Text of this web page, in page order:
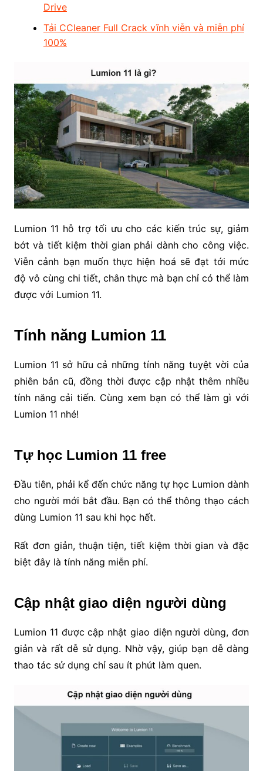
Drive
Tải CCleaner Full Crack vĩnh viễn và miễn phí
100%
Lumion 11 hỗ trợ tối ưu cho các kiến trúc sự, giảm
bớt và tiết kiệm thời gian phải dành cho công việc.
Viễn cảnh bạn muốn thực hiện hoá sẽ đạt tới mức
độ vô cùng chi tiết, chân thực mà bạn chỉ có thể làm
được với Lumion 11.
Tính năng Lumion 11
Lumion 11 sở hữu cả những tính năng tuyệt vời của
phiên bản cũ, đồng thời được cập nhật thêm nhiều
tính năng cải tiến. Cùng xem bạn có thể làm gì với
Lumion 11 nhé!
Tự học Lumion 11 free
Đầu tiên, phải kể đến chức năng tự học Lumion dành
cho người mới bắt đầu. Bạn có thể thông thạo cách
dùng Lumion 11 sau khi học hết.
Rất đơn giản, thuận tiện, tiết kiệm thời gian và đặc
biệt đây là tính năng miễn phí.
Cập nhật giao diện người dùng
Lumion 11 được cập nhật giao diện người dùng, đơn
giản và rất dễ sử dụng. Nhờ vậy, giúp bạn dễ dàng
thao tác sử dụng chỉ sau ít phút làm quen.